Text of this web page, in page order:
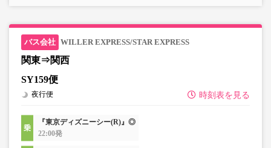
WILLER EXPRESS/STAR EXPRESS
関東⇒関西
SY159便
時刻表を見る
夜行便
『東京ディズニーシー(R)』◎
22:00発